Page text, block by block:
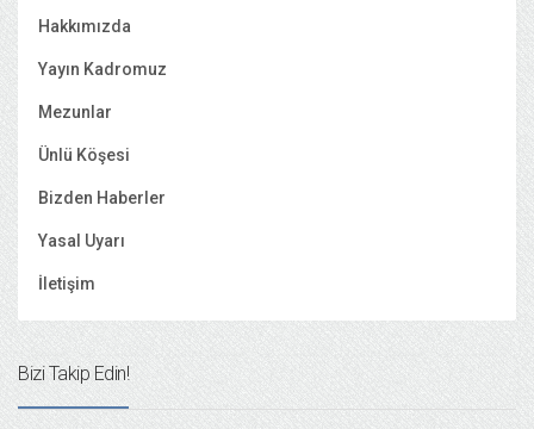
Hakkımızda
Yayın Kadromuz
Mezunlar
Ünlü Köşesi
Bizden Haberler
Yasal Uyarı
İletişim
Bizi Takip Edin!